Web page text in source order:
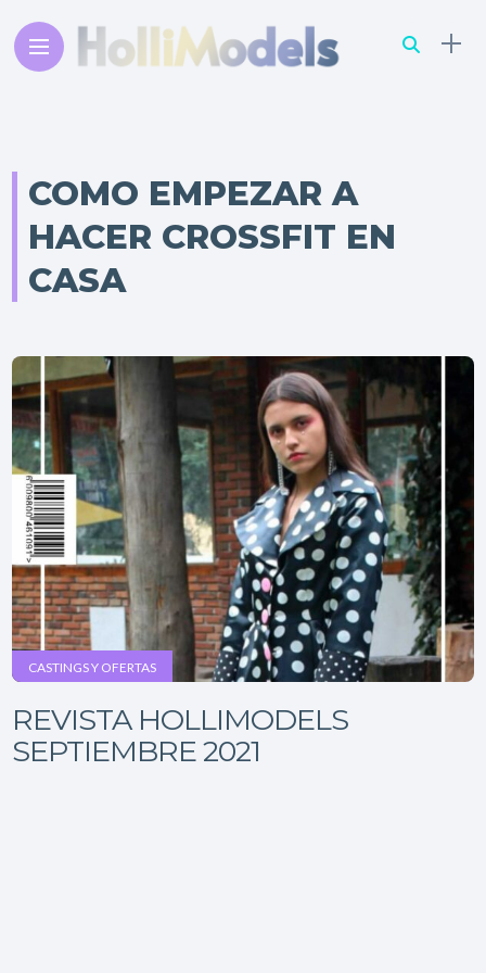
COMO EMPEZAR A
HACER CROSSFIT EN
CASA
CASTINGS Y OFERTAS
REVISTA HOLLIMODELS
SEPTIEMBRE 2021